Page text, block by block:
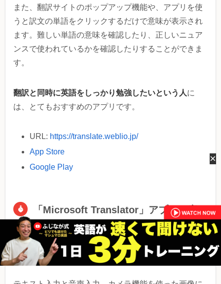
また、翻訳サイトのポップアップ機能や、アプリを使
うと訳文の単語をクリックするだけで意味が表示され
ます。難しい単語の意味を確認したり、正しいニュア
ンスで使われているかを確認したりすることができま
す。
翻訳と同時に英語をしっかり勉強したいという人に
は、とてもおすすめのアプリです。
URL: https://translate.weblio.jp/
App Store
Google Play
「Microsoft Translator」アプリ（音
声入力あり）
マイクロソフトの翻訳アプリです。
×